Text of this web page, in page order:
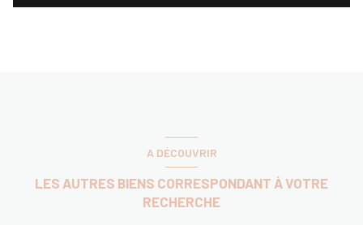
A DÉCOUVRIR
LES AUTRES BIENS CORRESPONDANT À VOTRE
RECHERCHE